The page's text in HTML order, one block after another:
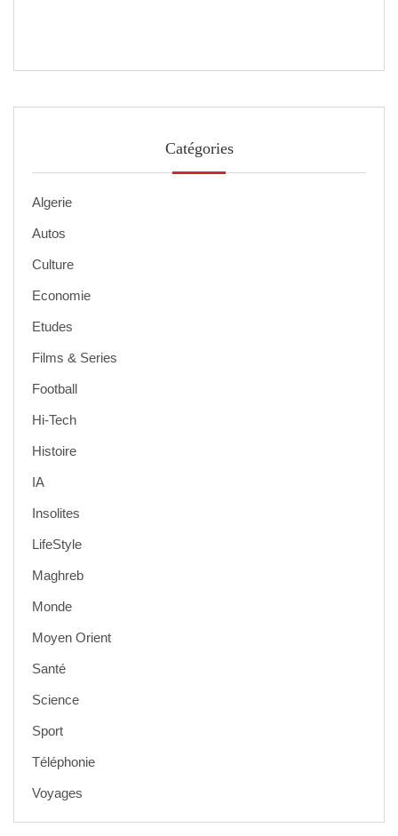
Catégories
Algerie
Autos
Culture
Economie
Etudes
Films & Series
Football
Hi-Tech
Histoire
IA
Insolites
LifeStyle
Maghreb
Monde
Moyen Orient
Santé
Science
Sport
Téléphonie
Voyages